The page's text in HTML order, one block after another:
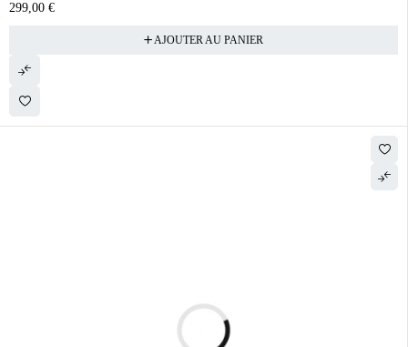
299,00 €
AJOUTER AU PANIER